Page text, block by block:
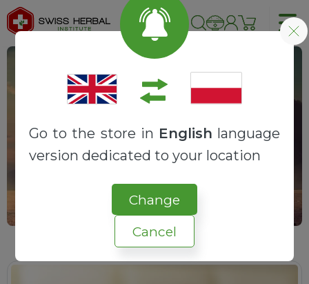
Go to the store in English language
version dedicated to your location
Change
Cancel
Seks i relacje